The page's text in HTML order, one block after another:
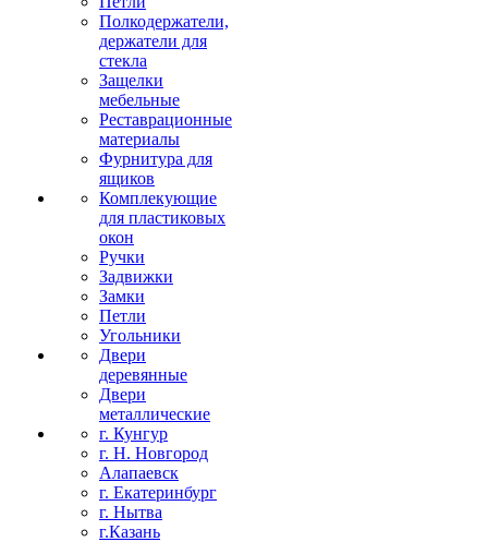
Полкодержатели,
держатели для
стекла
Защелки
мебельные
Реставрационные
материалы
Фурнитура для
ящиков
Комплекующие
для пластиковых
окон
Ручки
Задвижки
Замки
Петли
Угольники
Двери
деревянные
Двери
металлические
г. Кунгур
г. Н. Новгород
Алапаевск
г. Екатеринбург
г. Нытва
г.Казань